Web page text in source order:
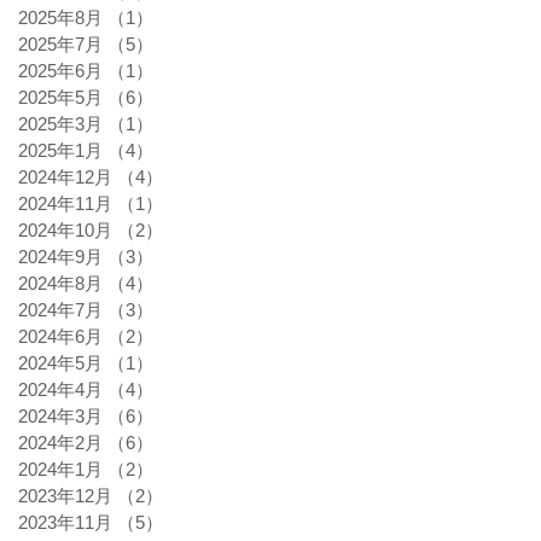
2025年8月
（1）
2025年7月
（5）
2025年6月
（1）
2025年5月
（6）
2025年3月
（1）
2025年1月
（4）
2024年12月
（4）
2024年11月
（1）
2024年10月
（2）
2024年9月
（3）
2024年8月
（4）
2024年7月
（3）
2024年6月
（2）
2024年5月
（1）
2024年4月
（4）
2024年3月
（6）
2024年2月
（6）
2024年1月
（2）
2023年12月
（2）
2023年11月
（5）